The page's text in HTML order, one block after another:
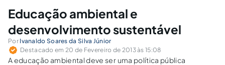
Educação ambiental e
desenvolvimento sustentável
Por Ivanaldo Soares da Silva Júnior
Destacado em 20 de Fevereiro de 2013 às 15:08
A educação ambiental deve ser uma política pública